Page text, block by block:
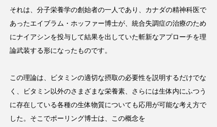
それは、分子栄養学の創始者の一人であり、カナダの精神科医で
あったエイブラム・ホッファー博士が、統合失調症の治療のため
にナイアシンを投与して結果を出していた斬新なアプローチを理
論武装する形になったものです。
この理論は、ビタミンの適切な摂取の必要性を説明するだけでな
く、ビタミン以外のさまざまな栄養素、さらには生体内にふつう
に存在している各種の生体物質についても応用が可能な考え方で
した。そこでポーリング博士は、この概念を